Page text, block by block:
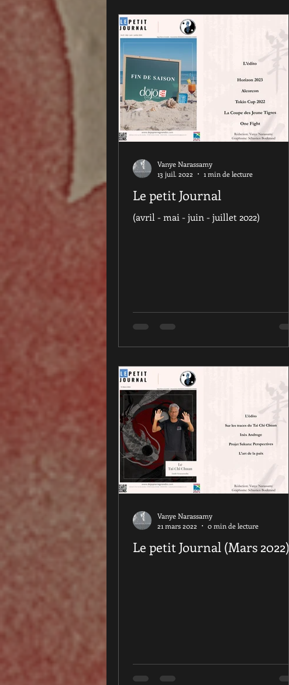
Le petit Journal
(avril - mai - juin - juillet 2022)
Vanye Narassamy
13 juil. 2022
1 min de lecture
Le petit Journal (Mars 2022)
Vanye Narassamy
21 mars 2022
0 min de lecture